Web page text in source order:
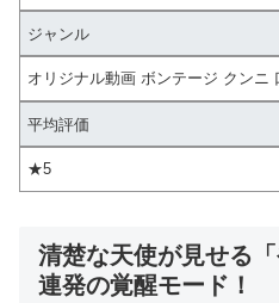
ジャンル
オリジナル動画 ボンテージ クンニ
平均評価
★5
清楚な天使が見せる「
連発の覚醒モード！